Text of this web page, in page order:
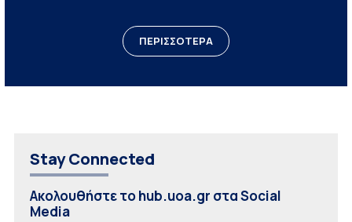
ΠΕΡΙΣΣΟΤΕΡΑ
Stay Connected
Ακολουθήστε το hub.uoa.gr στα Social
Media